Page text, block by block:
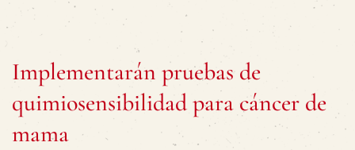
Implementarán pruebas de
quimiosensibilidad para cáncer de
mama